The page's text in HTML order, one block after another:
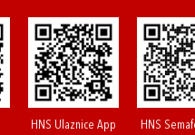
HNS Ulaznice App HNS